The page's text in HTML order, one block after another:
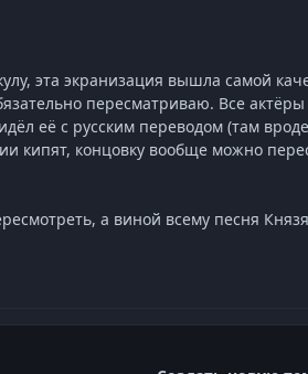
эта экранизация вышла самой
пересматриваю. Все
её с русским переводом (там
кипят, концовку вообще можно
а виной всему песня